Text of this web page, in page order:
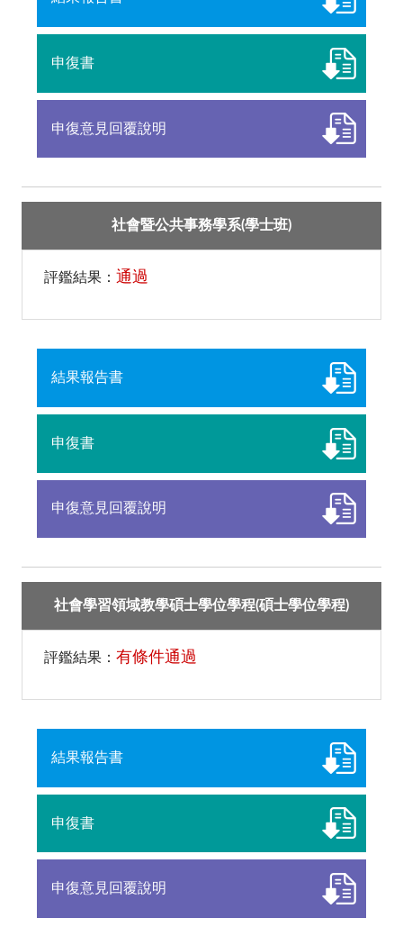
申復書
申復意見回覆說明
社會暨公共事務學系(學士班)
評鑑結果： 通過
結果報告書
申復書
申復意見回覆說明
社會學習領域教學碩士學位學程(碩士學位學程)
評鑑結果： 有條件通過
結果報告書
申復書
申復意見回覆說明